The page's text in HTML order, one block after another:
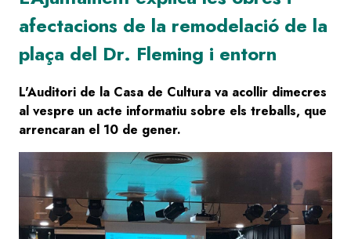
afectacions de la remodelació de la
plaça del Dr. Fleming i entorn
L'Auditori de la Casa de Cultura va acollir dimecres
al vespre un acte informatiu sobre els treballs, que
arrencaran el 10 de gener.